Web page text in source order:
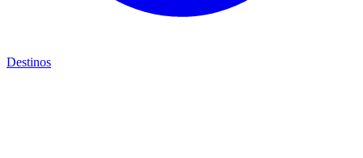
Destinos